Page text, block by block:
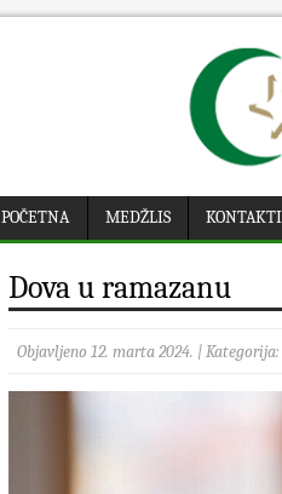
POČETNA MEDŽLIS KONTAKTI
Dova u ramazanu
Objavljeno 12. marta 2024. | Kategorija: